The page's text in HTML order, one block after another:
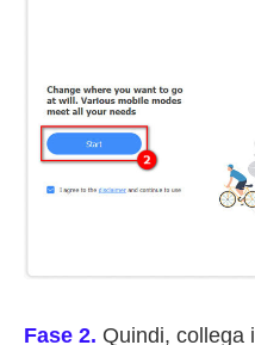
Fase 2. Quindi, collega